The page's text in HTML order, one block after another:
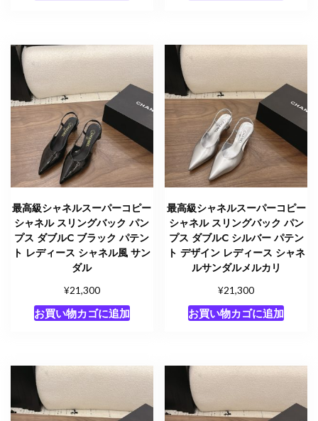
最高級シャネルスーパーコピー
シャネル スリングバック パン
プス ダブルC ブラック パテン
ト レディース シャネル風 サン
ダル
¥21,300
お買い物カゴに追加
最高級シャネルスーパーコピー
シャネル スリングバック パン
プス ダブルC シルバー パテン
ト デザイン レディース シャネ
ルサンダルメルカリ
¥21,300
お買い物カゴに追加